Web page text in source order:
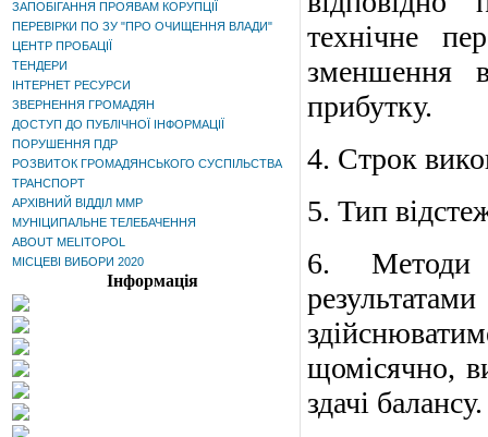
ЗАПОБІГАННЯ ПРОЯВАМ КОРУПЦІЇ
ПЕРЕВІРКИ ПО ЗУ "ПРО ОЧИЩЕННЯ ВЛАДИ"
ЦЕНТР ПРОБАЦІЇ
ТЕНДЕРИ
ІНТЕРНЕТ РЕСУРСИ
ЗВЕРНЕННЯ ГРОМАДЯН
ДОСТУП ДО ПУБЛІЧНОЇ ІНФОРМАЦІЇ
ПОРУШЕННЯ ПДР
РОЗВИТОК ГРОМАДЯНСЬКОГО СУСПІЛЬСТВА
ТРАНСПОРТ
АРХІВНИЙ ВІДДІЛ ММР
МУНІЦИПАЛЬНЕ ТЕЛЕБАЧЕННЯ
ABOUT MELITOPOL
МІСЦЕВІ ВИБОРИ 2020
Інформація
технічне
зменшення
прибутку.
4. Строк
5. Тип
6. Методи
щомісячно,
здачі балансу.